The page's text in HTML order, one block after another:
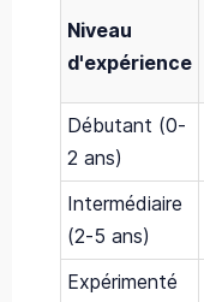
Niveau
d'expérience
Débutant (0-
2 ans)
Intermédiaire
(2-5 ans)
Expérimenté